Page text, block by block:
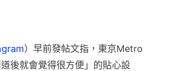
）早前發帖文指，東京Metro
後就會覺得很方便」的貼心設